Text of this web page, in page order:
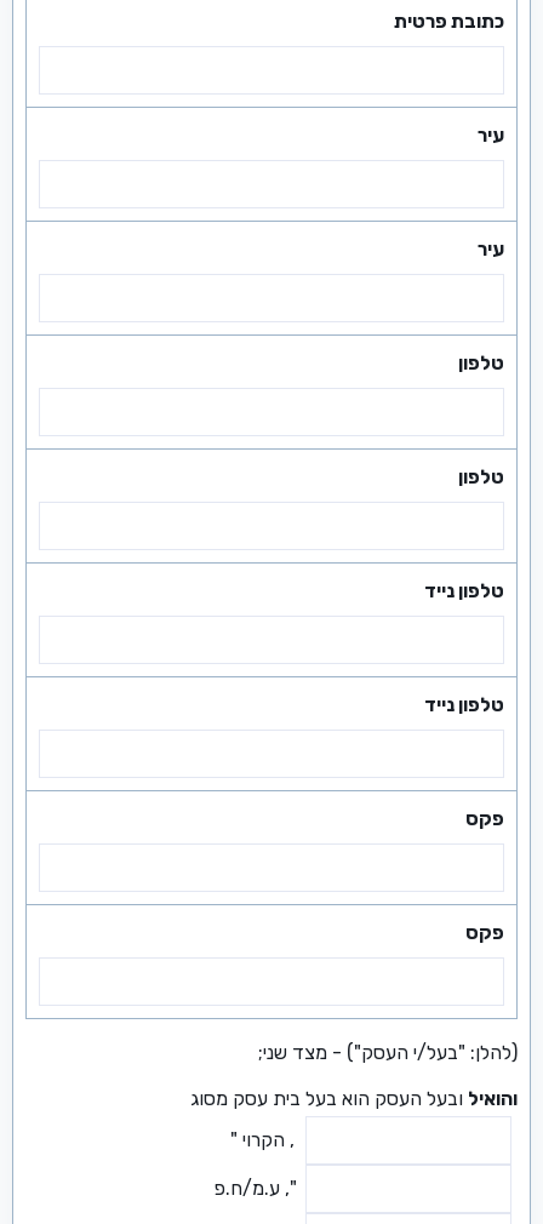
כתובת פרטית
עיר
עיר
טלפון
טלפון
טלפון נייד
טלפון נייד
פקס
פקס
(להלן: "בעל/י העסק") - מצד שני;
והואיל ובעל העסק הוא בעל בית עסק מסוג
, הקרוי "
", ע.מ/ח.פ